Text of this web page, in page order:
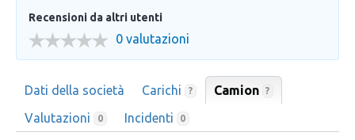
Recensioni da altri utenti
0 valutazioni
Dati della società Carichi ? Camion ?
Valutazioni 0 Incidenti 0